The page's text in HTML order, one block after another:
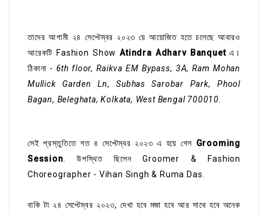
তাদের আগামী ২৪ সেপ্টেম্বর ২০২৩ য়ে আয়োজিত হতে চলেছে আবারও
আরেকটি Fashion ShowAtindra Adharv Banquetএ।
ঠিকানা - 6th floor, Raikva EM Bypass, 3A, Ram Mohan
Mullick Garden Ln, Subhas Sarobar Park, Phool
Bagan, Beleghata, Kolkata, West Bengal 700010.
সেই প্রস্তুতিতে গত ৪ সেপ্টেম্বর ২০২৩ এ হয়ে গেল Grooming
Session . উপস্থিত ছিলেন Groomer & Fashion
Choreographer - Vihan Singh & Ruma Das.
বাকি টা ২৪ সেপ্টেম্বর ২০২৩, দেখা হবে মজা হবে আর সাথে হবে অনেক